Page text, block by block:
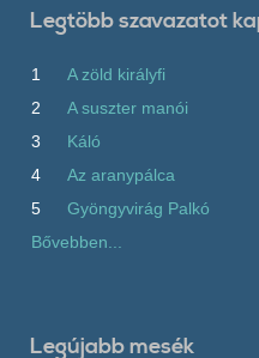
Legtöbb szavazatot
1
A zöld királyfi
2
A suszter manói
3
Káló
4
Az aranypálca
5
Gyöngyvirág Palkó
Bővebben...
Legújabb mesék